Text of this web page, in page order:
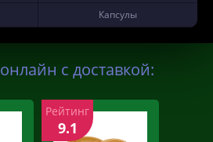
Капсулы
с доставкой:
Рейтинг
9.1